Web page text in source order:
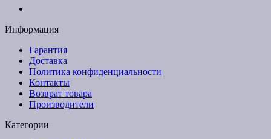
Информация
Гарантия
Доставка
Политика конфиденциальности
Контакты
Возврат товара
Производители
Категории